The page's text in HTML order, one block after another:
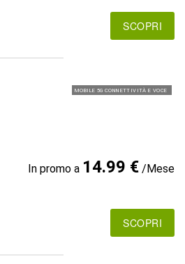
SCOPRI
MOBILE 5G CONNETTIVITÀ E VOCE
In promo a 14.99 €/Mese
SCOPRI